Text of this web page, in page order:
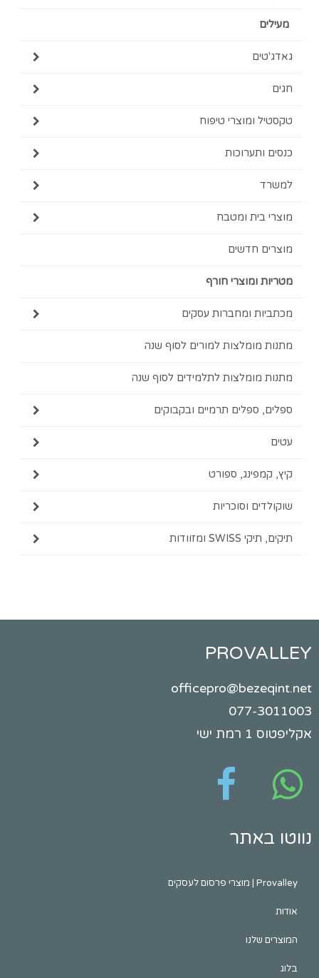
מעילים
גאדג'טים
חגים
טקסטיל ומוצרי טיפוח
כנסים ותערוכות
למשרד
מוצרי בית ומטבח
מוצרים חדשים
מטריות ומוצרי חורף
מכתביות ומחברות עסקים
מתנות מומלצות למורים לסוף שנה
מתנות מומלצות לתלמידים לסוף שנה
ספלים, ספלים תרמיים ובקבוקים
עטים
קיץ, קמפינג, ספורט
שוקולדים וסוכריות
תיקים, תיקי SWISS ומזוודות
PROVALLEY
officepro@bezeqint.net
077-3011003
אקליפטוס 1 רמת ישי
נווטו באתר
Provalley | מוצרי פרסום לעסקים
אודות
המוצרים שלנו
בלוג